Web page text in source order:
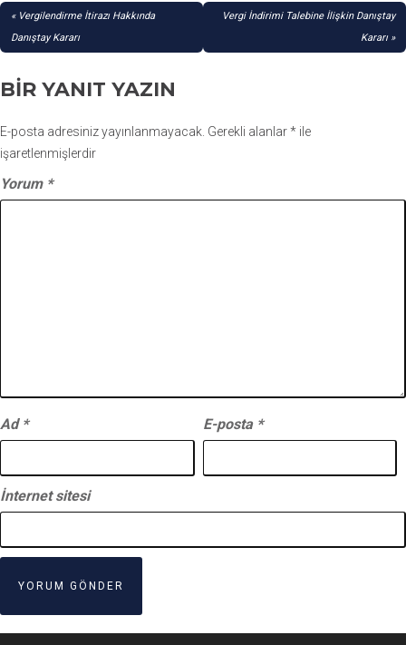
YAZI
GEZINMESI
Vergilendirme İtirazı Hakkında
Danıştay Kararı
Vergi İndirimi Talebine İlişkin Danıştay
Kararı
BIR YANIT YAZIN
E-posta adresiniz yayınlanmayacak. Gerekli alanlar* ile
işaretlenmişlerdir
Yorum *
Ad * E-posta *
İnternet sitesi